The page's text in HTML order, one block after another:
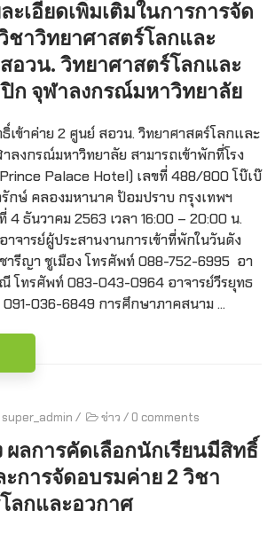
ะเอียดเพิ่มเติมในการการจัด
ชาวิทยาศาสตร์โลกและ
อวน. วิทยาศาสตร์โลกและ
ก จุฬาลงกรณ์มหาวิทยาลัย
เข้าค่าย 2 ศูนย์ สอวน. วิทยาศาสตร์โลกและ
ลงกรณ์มหาวิทยาลัย สามารถเข้าพักที่โรง
Palace Hotel) เลขที่ 488/800 โบ๊เบ๊
รักษ์ คลองมหานาค ป้อมปราบ กรุงเทพฯ
4 ธันวาคม 2563 เวลา 16:00 – 20:00 น.
จารย์ผู้ประสานงานการเข้าที่พักในวันดัง
ารีญา ชูเมือง โทรศัพท์ 088-752-6995 อา
โทรศัพท์ 083-043-0964 อาจารย์วีรยุทธ
036-6849 การศึกษาภาคสนาม ...
super_admin / ข่าว / 0 comments
ผลการคัดเลือกนักเรียนมีสิทธิ์
ะการจัดอบรมค่าย 2 วิชา
ลกและอวกาศ